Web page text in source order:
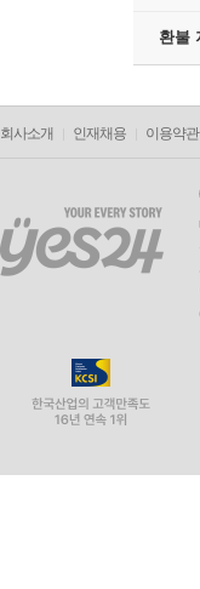
환불
회사소개 인재채용 이용약관